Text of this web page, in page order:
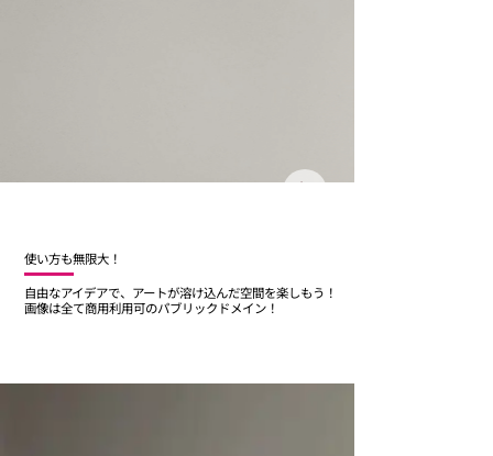
​使い方も無限大！
​自由なアイデアで、アートが溶け込んだ空間を楽しもう！
画像は全て商用利用可のパブリックドメイン！